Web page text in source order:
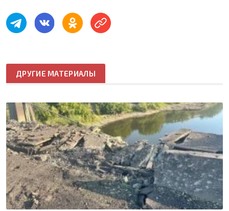
ДРУГИЕ МАТЕРИАЛЫ